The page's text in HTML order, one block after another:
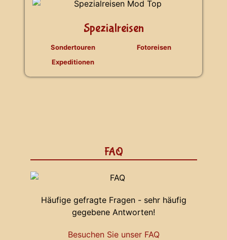
Spezialreisen
Sondertouren
Expeditionen
Fotoreisen
FAQ
Häufige gefragte Fragen - sehr häufig
gegebene Antworten!
Besuchen Sie unser FAQ